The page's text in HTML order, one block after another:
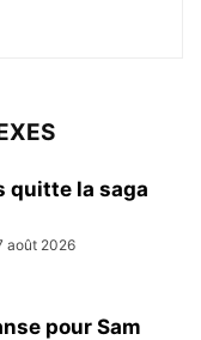
quitte la saga
août 2026
pour Sam